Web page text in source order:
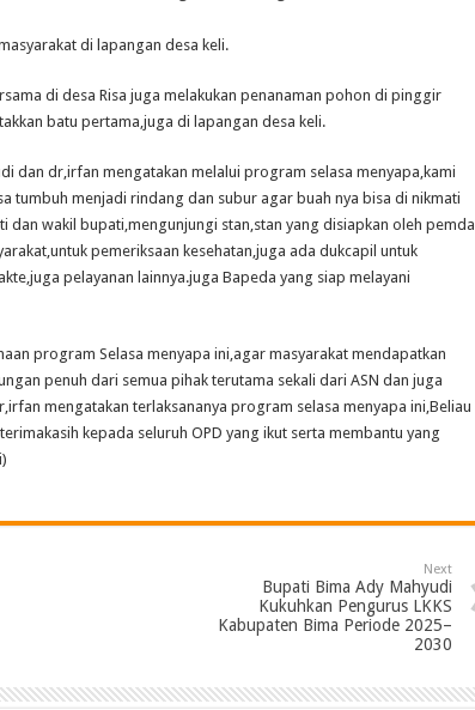
Wakil
Tanam
Pohon
di
Dan
Desa
Keli
di lapangan desa keli.
di desa Risa juga melakukan penanaman pohon di pinggir
batu pertama,juga di lapangan desa keli.
dan dr,irfan mengatakan melalui program selasa menyapa,kami
tumbuh menjadi rindang dan subur agar buah nya bisa di nikmati
dan wakil bupati,mengunjungi stan,stan yang disiapkan oleh pemda
pemeriksaan kesehatan,juga ada dukcapil untuk
pelayanan lainnya.juga Bapeda yang siap melayani
program Selasa menyapa ini,agar masyarakat mendapatkan
penuh dari semua pihak terutama sekali dari ASN dan juga
mengatakan terlaksananya program selasa menyapa ini,Beliau
kepada seluruh OPD yang ikut serta membantu yang
Next
Bupati Bima Ady Mahyudi
Kukuhkan Pengurus LKKS
Kabupaten Bima Periode 2025–
2030